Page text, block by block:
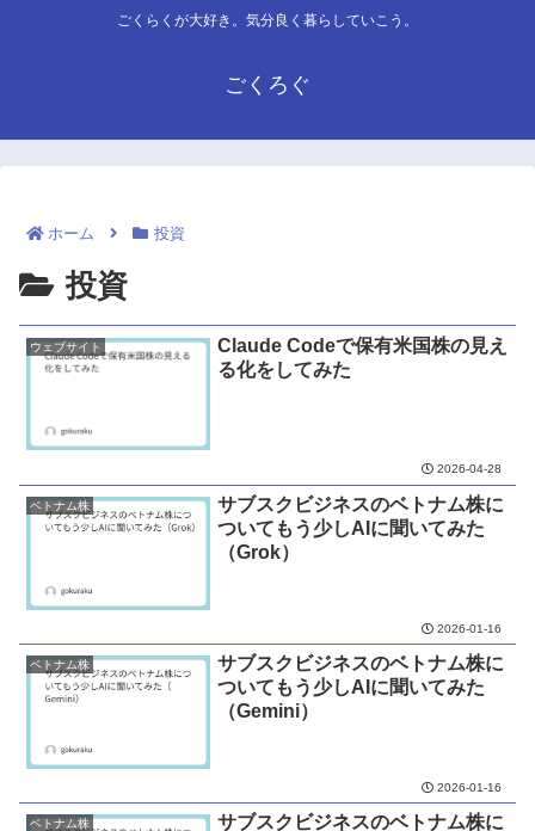
ごくらくが大好き。気分良く暮らしていこう。
ごくろぐ
ホーム 投資
投資
ウェブサイト
Claude Codeで保有米国株の見え
る化をしてみた
2026-04-28
ベトナム株
サブスクビジネスのベトナム株に
ついてもう少しAIに聞いてみた
（Grok）
2026-01-16
ベトナム株
サブスクビジネスのベトナム株に
ついてもう少しAIに聞いてみた
（Gemini）
2026-01-16
ベトナム株
サブスクビジネスのベトナム株に